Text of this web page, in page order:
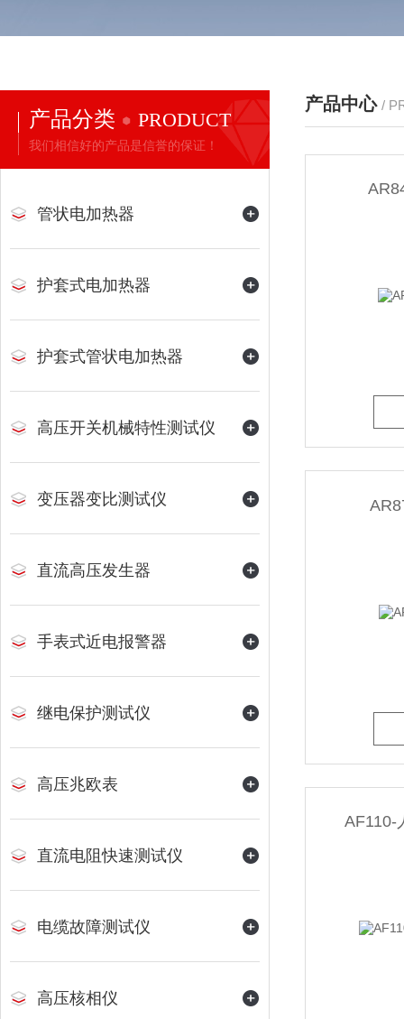
产品分类 PRODUCT
我们相信好的产品是信誉的保证！
管状电加热器
护套式电加热器
护套式管状电加热器
高压开关机械特性测试仪
变压器变比测试仪
直流高压发生器
手表式近电报警器
继电保护测试仪
高压兆欧表
直流电阻快速测试仪
电缆故障测试仪
高压核相仪
产品中心 /
AF110-